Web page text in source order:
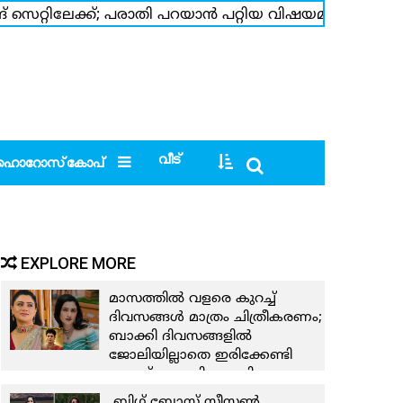
പരാതി പറയാന്‍ പറ്റിയ
വീട്
EXPLORE MORE
മാസത്തില്‍ വളരെ കുറച്ച്
ദിവസങ്ങള്‍ മാത്രം ചിത്രീകരണം;
ബാക്കി ദിവസങ്ങളില്‍
ജോലിയില്ലാതെ ഇരിക്കേണ്ടി
വന്നത് മാനസികമായി
ബുദ്ധിമുട്ടുണ്ടാക്കി;പുതിയ